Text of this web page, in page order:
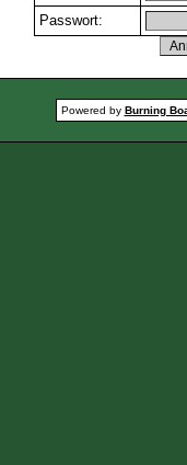
Passwort:
Powered by Burning